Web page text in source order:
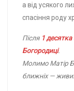
а від усякого
спасіння роду
Після 1 десятка
Богородиці.
Молимо Матір
ближніх —